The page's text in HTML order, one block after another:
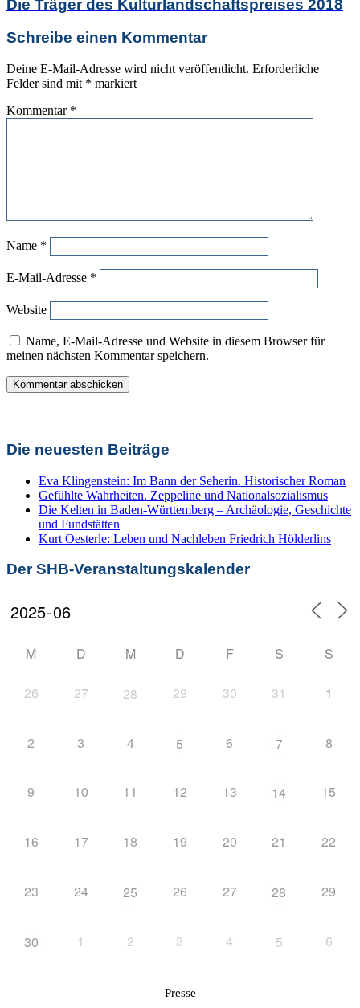
Die Träger des Kulturlandschaftspreises 2018
Schreibe einen Kommentar
Deine E-Mail-Adresse wird nicht veröffentlicht. Erforderliche
Felder sind mit * markiert
Kommentar *
Name *
E-Mail-Adresse *
Website
Name, E-Mail-Adresse und Website in diesem Browser für
meinen nächsten Kommentar speichern.
Die neuesten Beiträge
Eva Klingenstein: Im Bann der Seherin. Historischer Roman
Gefühlte Wahrheiten. Zeppeline und Nationalsozialismus
Die Kelten in Baden-Württemberg – Archäologie, Geschichte
und Fundstätten
Kurt Oesterle: Leben und Nachleben Friedrich Hölderlins
Der SHB-Veranstaltungskalender
M D M D F S S
26 27 28 29 30 31 1
2 3 4 5 6 7 8
9 10 11 12 13 14 15
16 17 18 19 20 21 22
23 24 25 26 27 28 29
30 1 2 3 4 5 6
Presse